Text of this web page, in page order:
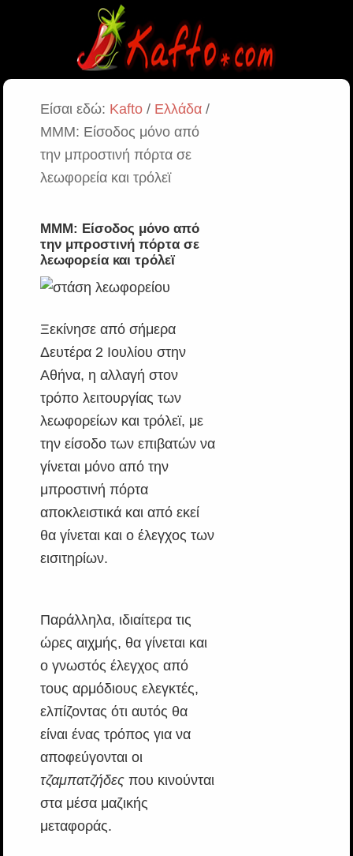
Είσαι εδώ: Kafto/ Ελλάδα/
ΜΜΜ: Είσοδος μόνο από
την μπροστινή πόρτα σε
λεωφορεία και τρόλεϊ
ΜΜΜ: Είσοδος μόνο από
την μπροστινή πόρτα σε
λεωφορεία και τρόλεϊ
Ξεκίνησε από σήμερα
Δευτέρα 2 Ιουλίου στην
Αθήνα, η αλλαγή στον
τρόπο λειτουργίας των
λεωφορείων και τρόλεϊ, με
την είσοδο των επιβατών να
γίνεται μόνο από την
μπροστινή πόρτα
αποκλειστικά και από εκεί
θα γίνεται και ο έλεγχος των
εισιτηρίων.
Παράλληλα, ιδιαίτερα τις
ώρες αιχμής, θα γίνεται και
ο γνωστός έλεγχος από
τους αρμόδιους ελεγκτές,
ελπίζοντας ότι αυτός θα
είναι ένας τρόπος για να
αποφεύγονται οι
τζαμπατζήδεςπου κινούνται
στα μέσα μαζικής
μεταφοράς.